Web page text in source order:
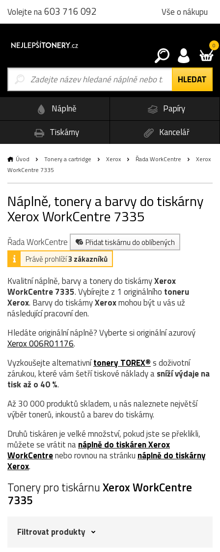
Volejte na603 716 092 Vše o nákupu
0
Náplně
Papíry
Tiskárny
Kancelář
Úvod Tonery a cartridge Xerox Řada WorkCentre
Xerox
WorkCentre 7335
Náplně, tonery a barvy do tiskárny
Xerox WorkCentre 7335
Řada WorkCentre
Přidat tiskárnu do oblíbených
Právě prohlíží3 zákazníků
Kvalitní náplně, barvy a tonery do tiskárnyXerox
WorkCentre 7335. Vybírejte z 1 originálního toneru
Xerox. Barvy do tiskárnyXeroxmohou být u vás už
následující pracovní den.
Hledáte originální náplně? Vyberte si originální azurový
Xerox 006R01176.
Vyzkoušejte alternativnítonery TOREX®s doživotní
zárukou, které vám šetří tiskové náklady asníží výdaje na
tisk až o 40 %.
Až 30 000 produktů skladem, u nás naleznete největší
výběr tonerů, inkoustů a barev do tiskárny.
Druhů tiskáren je velké množství, pokud jste se překlikli,
můžete se vrátit nanáplně do tiskáren Xerox
WorkCentrenebo rovnou na stránku náplně do tiskárny
Xerox.
Tonery pro tiskárnuXerox WorkCentre
7335
Filtrovat produkty